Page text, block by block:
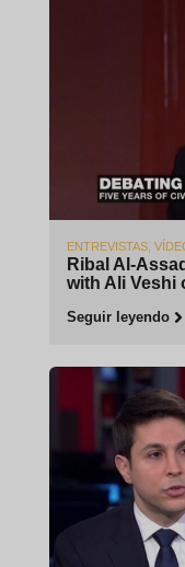
ENTREVISTAS,
Ribal Al-
with Ali Veshi
Seguir leyendo